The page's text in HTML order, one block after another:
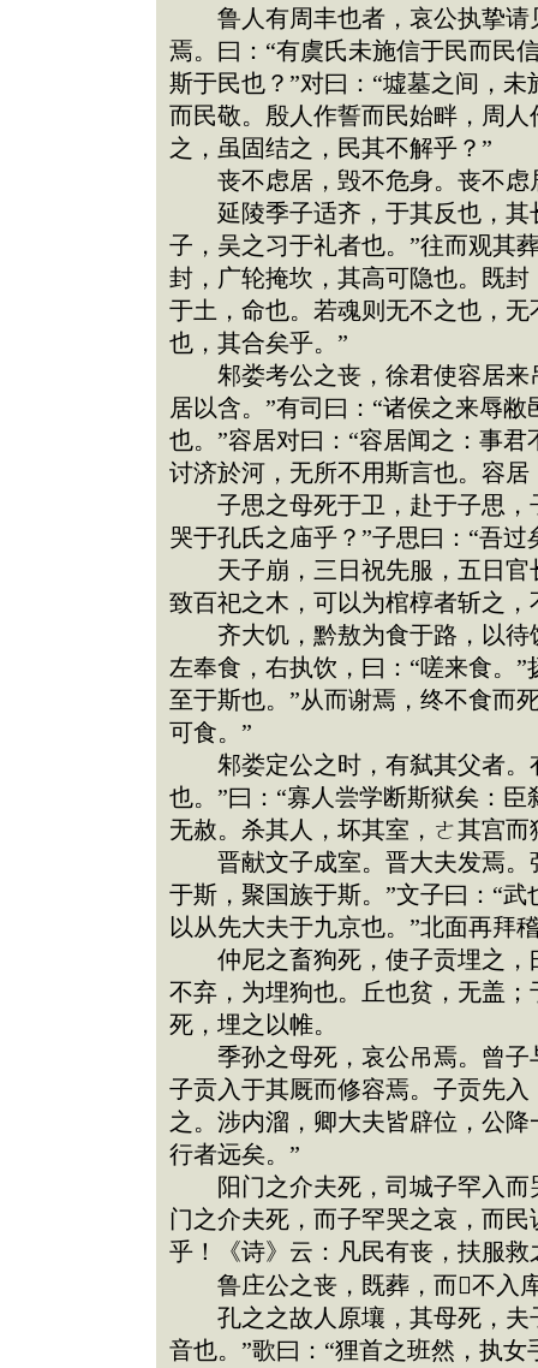
鲁人有周丰也者，哀公执挚请
焉。曰：“有虞氏未施信于民而民
斯于民也？”对曰：“墟墓之间，
而民敬。殷人作誓而民始畔，周
之，虽固结之，民其不解乎？”
丧不虑居，毁不危身。丧不虑
延陵季子适齐，于其反也，其
子，吴之习于礼者也。”往而观其
封，广轮掩坎，其高可隐也。既
于土，命也。若魂则无不之也，
也，其合矣乎。”
邾娄考公之丧，徐君使容居来
居以含。”有司曰：“诸侯之来辱
也。”容居对曰：“容居闻之：事
讨济於河，无所不用斯言也。容
子思之母死于卫，赴于子思，
哭于孔氏之庙乎？”子思曰：“吾
天子崩，三日祝先服，五日官
致百祀之木，可以为棺椁者斩之
齐大饥，黔敖为食于路，以待
左奉食，右执饮，曰：“嗟来食。
至于斯也。”从而谢焉，终不食而
可食。”
邾娄定公之时，有弑其父者。
也。”曰：“寡人尝学断斯狱矣：
无赦。杀其人，坏其室，ㄜ其宫
晋献文子成室。晋大夫发焉。
于斯，聚国族于斯。”文子曰：“
以从先大夫于九京也。”北面再拜
仲尼之畜狗死，使子贡埋之，
不弃，为埋狗也。丘也贫，无盖
死，埋之以帷。
季孙之母死，哀公吊焉。曾子
子贡入于其厩而修容焉。子贡先
之。涉内溜，卿大夫皆辟位，公
行者远矣。”
阳门之介夫死，司城子罕入而
门之介夫死，而子罕哭之哀，而
乎！《诗》云：凡民有丧，扶服
鲁庄公之丧，既葬，而不入
孔之之故人原壤，其母死，夫
音也。”歌曰：“狸首之班然，执